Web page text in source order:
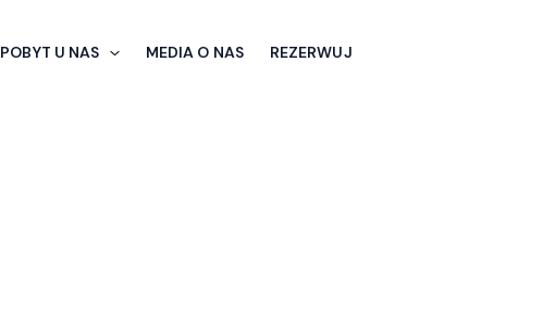
POBYT U NAS MEDIA O NAS REZERWUJ